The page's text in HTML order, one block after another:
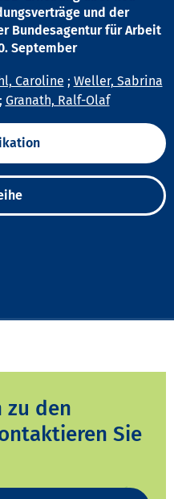
und der
Bundesagentur für Arbeit
September
Caroline ; Weller, Sabrina
; Granath, Ralf-Olaf
zu den
Sie